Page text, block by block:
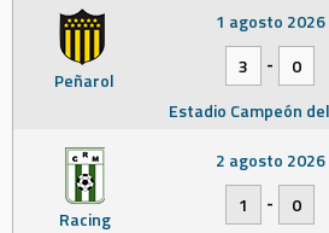
Peñarol
1 agosto 2026
3
-
0
Estadio Campeón
Racing
2 agosto 2026
1
-
0